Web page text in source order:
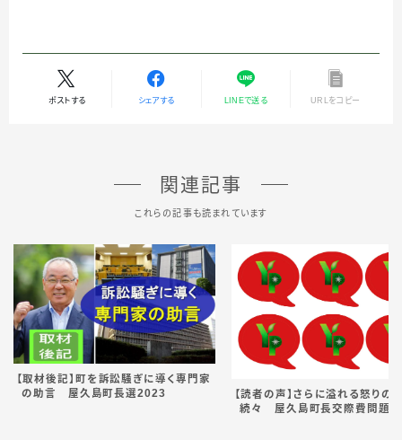
ポストする シェアする LINEで送る URLをコピー
関連記事
これらの記事も読まれています
【取材後記】町を訴訟騒ぎに導く専門家
の助言 屋久島町長選2023
【読者の声】さらに溢れる怒りの
続々 屋久島町長交際費問題